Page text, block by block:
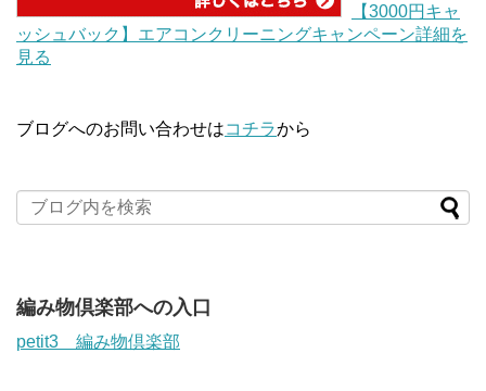
【3000円キャ
ッシュバック】エアコンクリーニングキャンペーン詳細を
見る
ブログへのお問い合わせはコチラから
編み物倶楽部への入口
petit3 編み物倶楽部